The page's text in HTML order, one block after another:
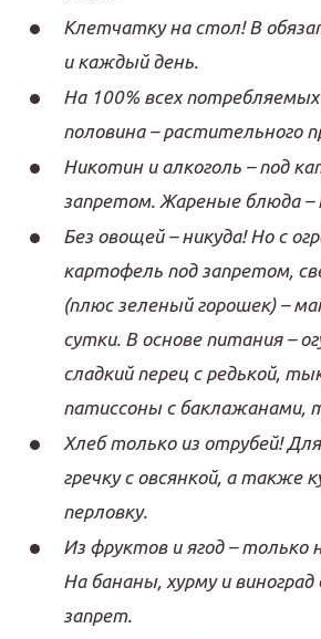
Клетчатку на стол! В
и каждый день.
На 100% всех
половина – растительного
Никотин и алкоголь – под
запретом. Жареные блюда
Без овощей – никуда! Но с
картофель под запретом,
(плюс зеленый горошек) –
сутки. В основе питания –
сладкий перец с редькой,
патиссоны с баклажанами,
Хлеб только из отрубей!
гречку с овсянкой, а также
перловку.
Из фруктов и ягод – только
На бананы, хурму и
запрет.